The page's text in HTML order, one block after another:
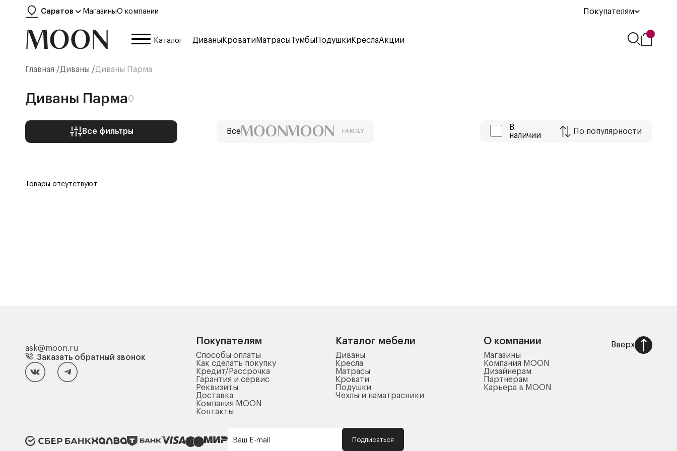
Саратов МагазиныО компании Покупателям
Каталог ДиваныКроватиМатрасыТумбыПодушкиКреслаАкции
Главная /Диваны /Диваны Парма
Диваны Парма0
Все фильтры Все
В
наличии
По популярности
Товары отсутствуют
ask@moon.ru
Заказать обратный звонок
Покупателям
Способы оплаты
Как сделать покупку
Кредит/Рассрочка
Гарантия и сервис
Реквизиты
Доставка
Компания MOON
Контакты
Каталог мебели
Диваны
Кресла
Матрасы
Кровати
Подушки
Чехлы и наматрасники
О компании
Магазины
Компания MOON
Дизайнерам
Партнерам
Карьера в MOON
Вверх
Ваш E-mail Подписаться